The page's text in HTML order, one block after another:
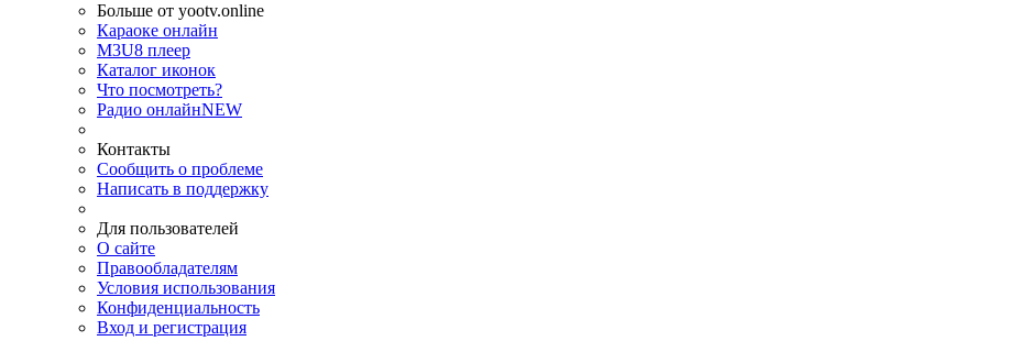
Больше от yootv.online
Караоке онлайн
M3U8 плеер
Каталог иконок
Что посмотреть?
Радио онлайнNEW
Контакты
Сообщить о проблеме
Написать в поддержку
Для пользователей
О сайте
Правообладателям
Условия использования
Конфиденциальность
Вход и регистрация